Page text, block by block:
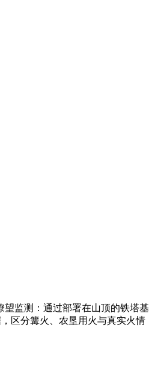
监测：通过部署在山顶的铁塔
区分篝火、农垦用火与真实火情